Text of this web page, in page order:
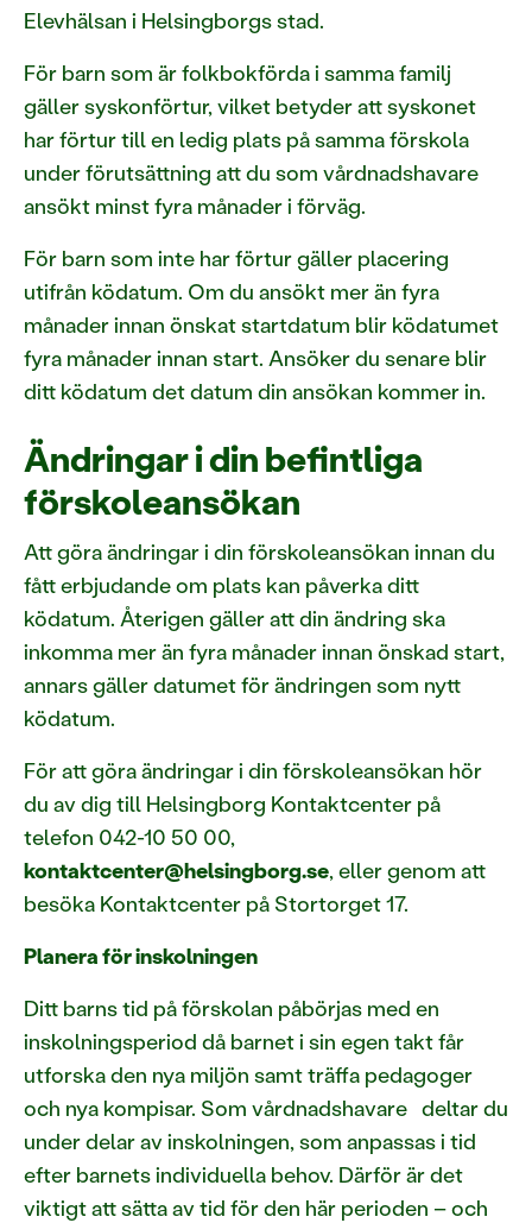
Elevhälsan i Helsingborgs stad.
För barn som är folkbokförda i samma familj
gäller syskonförtur, vilket betyder att syskonet
har förtur till en ledig plats på samma förskola
under förutsättning att du som vårdnadshavare
ansökt minst fyra månader i förväg.
För barn som inte har förtur gäller placering
utifrån ködatum. Om du ansökt mer än fyra
månader innan önskat startdatum blir ködatumet
fyra månader innan start. Ansöker du senare blir
ditt ködatum det datum din ansökan kommer in.
Ändringar i din befintliga
förskoleansökan
Att göra ändringar i din förskoleansökan innan du
fått erbjudande om plats kan påverka ditt
ködatum. Återigen gäller att din ändring ska
inkomma mer än fyra månader innan önskad start,
annars gäller datumet för ändringen som nytt
ködatum.
För att göra ändringar i din förskoleansökan hör
du av dig till Helsingborg Kontaktcenter på
telefon 042-10 50 00,
kontaktcenter@helsingborg.se, eller genom att
besöka Kontaktcenter på Stortorget 17.
Planera för inskolningen
Ditt barns tid på förskolan påbörjas med en
inskolningsperiod då barnet i sin egen takt får
utforska den nya miljön samt träffa pedagoger
och nya kompisar. Som vårdnadshavare deltar du
under delar av inskolningen, som anpassas i tid
efter barnets individuella behov. Därför är det
viktigt att sätta av tid för den här perioden – och